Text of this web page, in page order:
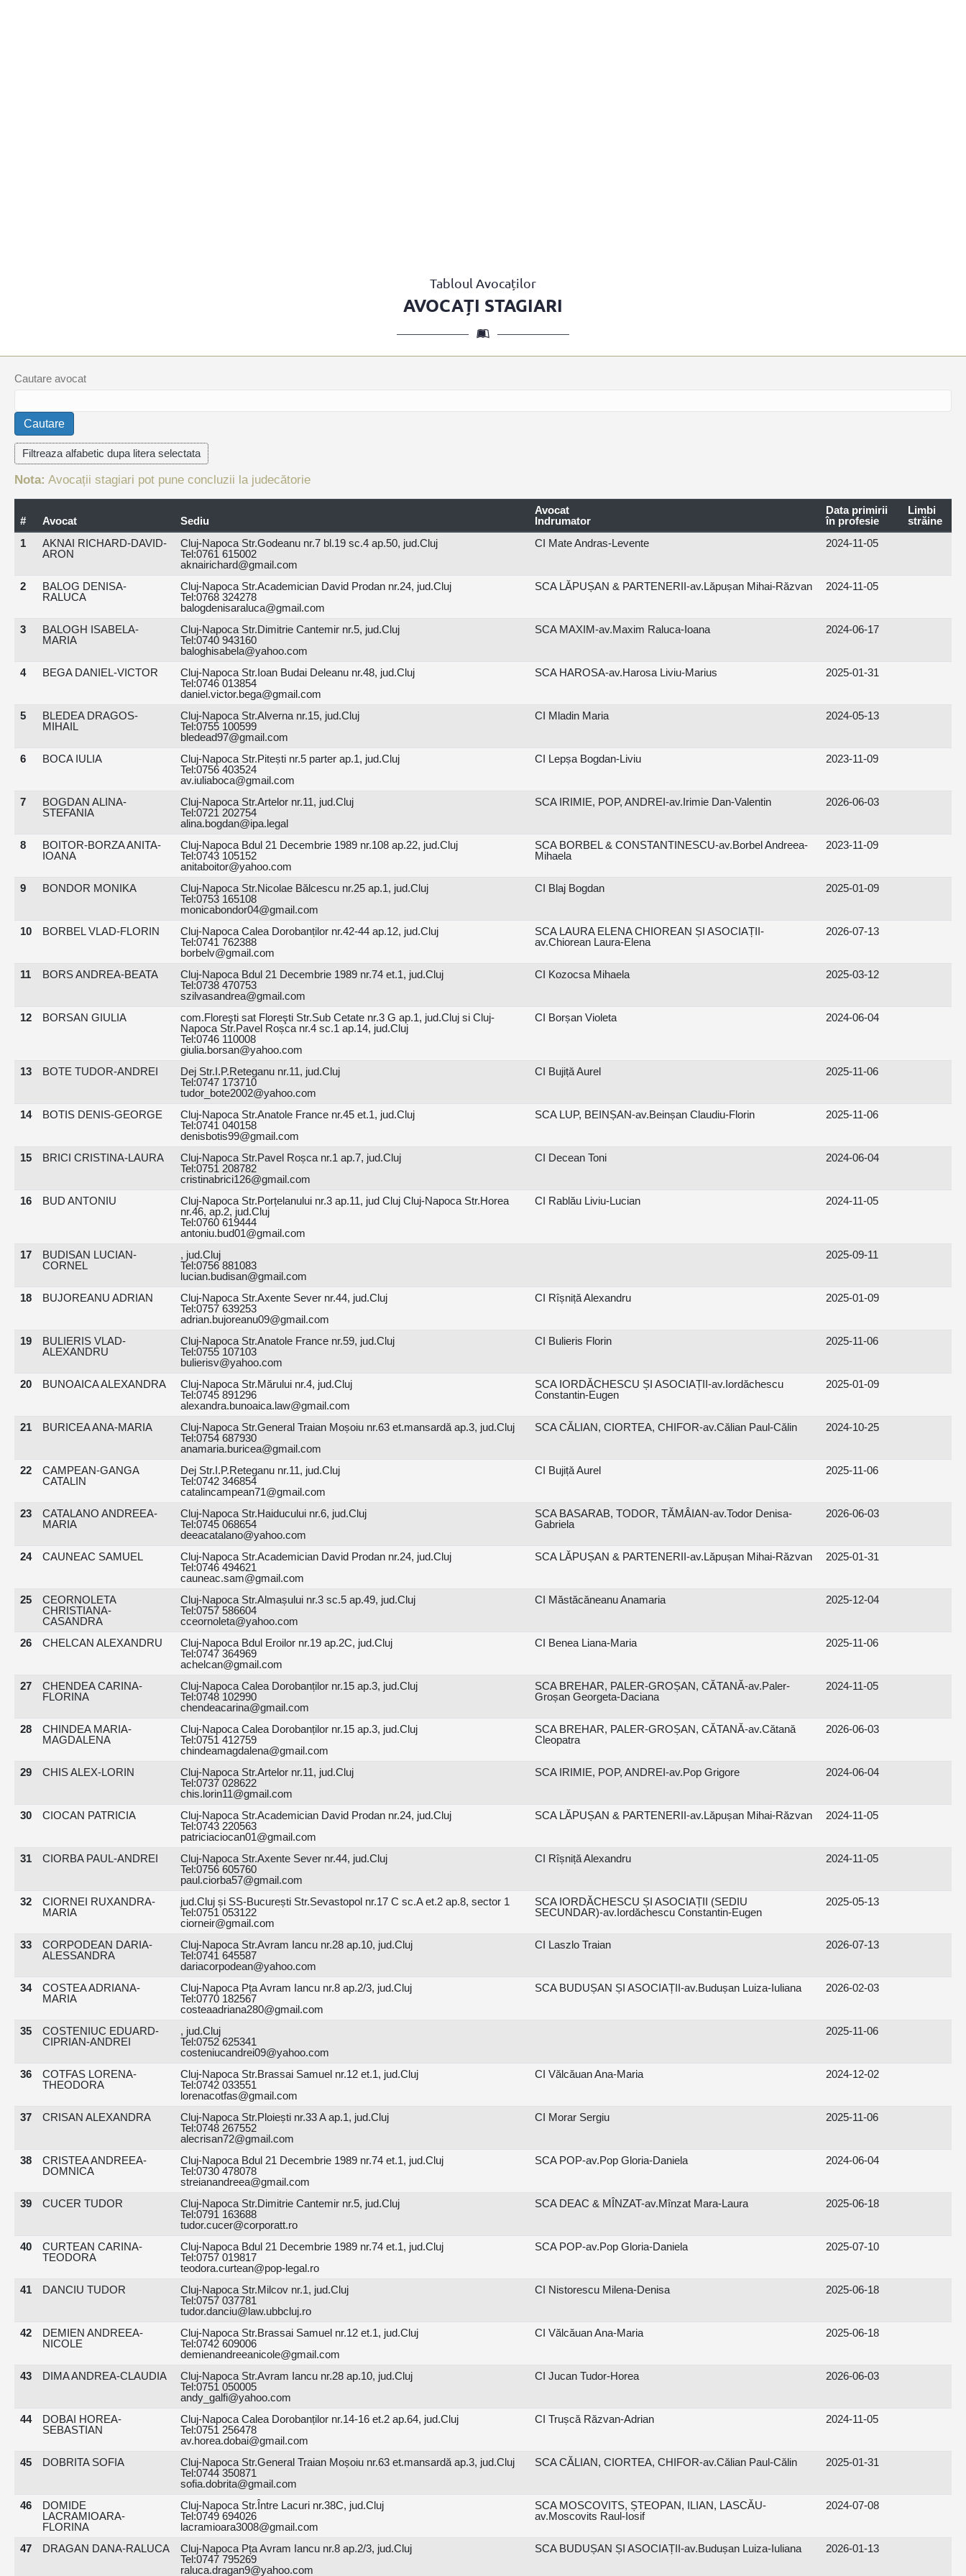
Tabloul Avocaților
AVOCAȚI STAGIARI
Cautare avocat
Nota: Avocații stagiari pot pune concluzii la judecătorie
# Avocat Sediu
Avocat
Indrumator
Data primirii
în profesie
Limbi
străine
1
AKNAI RICHARD-DAVID-
ARON
Cluj-Napoca Str.Godeanu nr.7 bl.19 sc.4 ap.50, jud.Cluj
Tel:0761 615002
aknairichard@gmail.com
CI Mate Andras-Levente 2024-11-05
2
BALOG DENISA-
RALUCA
Cluj-Napoca Str.Academician David Prodan nr.24, jud.Cluj
Tel:0768 324278
balogdenisaraluca@gmail.com
SCA LĂPUȘAN & PARTENERII-av.Lăpușan Mihai-Răzvan 2024-11-05
3
BALOGH ISABELA-
MARIA
Cluj-Napoca Str.Dimitrie Cantemir nr.5, jud.Cluj
Tel:0740 943160
baloghisabela@yahoo.com
SCA MAXIM-av.Maxim Raluca-Ioana 2024-06-17
4 BEGA DANIEL-VICTOR
Cluj-Napoca Str.Ioan Budai Deleanu nr.48, jud.Cluj
Tel:0746 013854
daniel.victor.bega@gmail.com
SCA HAROSA-av.Harosa Liviu-Marius 2025-01-31
5
BLEDEA DRAGOS-
MIHAIL
Cluj-Napoca Str.Alverna nr.15, jud.Cluj
Tel:0755 100599
bledead97@gmail.com
CI Mladin Maria 2024-05-13
6 BOCA IULIA
Cluj-Napoca Str.Pitești nr.5 parter ap.1, jud.Cluj
Tel:0756 403524
av.iuliaboca@gmail.com
CI Lepșa Bogdan-Liviu 2023-11-09
7
BOGDAN ALINA-
STEFANIA
Cluj-Napoca Str.Artelor nr.11, jud.Cluj
Tel:0721 202754
alina.bogdan@ipa.legal
SCA IRIMIE, POP, ANDREI-av.Irimie Dan-Valentin 2026-06-03
8
BOITOR-BORZA ANITA-
IOANA
Cluj-Napoca Bdul 21 Decembrie 1989 nr.108 ap.22, jud.Cluj
Tel:0743 105152
anitaboitor@yahoo.com
SCA BORBEL & CONSTANTINESCU-av.Borbel Andreea-
Mihaela
2023-11-09
9 BONDOR MONIKA
Cluj-Napoca Str.Nicolae Bălcescu nr.25 ap.1, jud.Cluj
Tel:0753 165108
monicabondor04@gmail.com
CI Blaj Bogdan 2025-01-09
10 BORBEL VLAD-FLORIN
Cluj-Napoca Calea Dorobanților nr.42-44 ap.12, jud.Cluj
Tel:0741 762388
borbelv@gmail.com
SCA LAURA ELENA CHIOREAN ȘI ASOCIAȚII-
av.Chiorean Laura-Elena
2026-07-13
11 BORS ANDREA-BEATA
Cluj-Napoca Bdul 21 Decembrie 1989 nr.74 et.1, jud.Cluj
Tel:0738 470753
szilvasandrea@gmail.com
CI Kozocsa Mihaela 2025-03-12
12 BORSAN GIULIA
com.Floreşti sat Floreşti Str.Sub Cetate nr.3 G ap.1, jud.Cluj si Cluj-
Napoca Str.Pavel Roșca nr.4 sc.1 ap.14, jud.Cluj
Tel:0746 110008
giulia.borsan@yahoo.com
CI Borșan Violeta 2024-06-04
13 BOTE TUDOR-ANDREI
Dej Str.I.P.Reteganu nr.11, jud.Cluj
Tel:0747 173710
tudor_bote2002@yahoo.com
CI Bujiță Aurel 2025-11-06
14 BOTIS DENIS-GEORGE
Cluj-Napoca Str.Anatole France nr.45 et.1, jud.Cluj
Tel:0741 040158
denisbotis99@gmail.com
SCA LUP, BEINȘAN-av.Beinșan Claudiu-Florin 2025-11-06
15 BRICI CRISTINA-LAURA
Cluj-Napoca Str.Pavel Roșca nr.1 ap.7, jud.Cluj
Tel:0751 208782
cristinabrici126@gmail.com
CI Decean Toni 2024-06-04
16 BUD ANTONIU
Cluj-Napoca Str.Porțelanului nr.3 ap.11, jud Cluj Cluj-Napoca Str.Horea
nr.46, ap.2, jud.Cluj
Tel:0760 619444
antoniu.bud01@gmail.com
CI Rablău Liviu-Lucian 2024-11-05
17
BUDISAN LUCIAN-
CORNEL
, jud.Cluj
Tel:0756 881083
lucian.budisan@gmail.com
2025-09-11
18 BUJOREANU ADRIAN
Cluj-Napoca Str.Axente Sever nr.44, jud.Cluj
Tel:0757 639253
adrian.bujoreanu09@gmail.com
CI Rîșniță Alexandru 2025-01-09
19
BULIERIS VLAD-
ALEXANDRU
Cluj-Napoca Str.Anatole France nr.59, jud.Cluj
Tel:0755 107103
bulierisv@yahoo.com
CI Bulieris Florin 2025-11-06
20 BUNOAICA ALEXANDRA
Cluj-Napoca Str.Mărului nr.4, jud.Cluj
Tel:0745 891296
alexandra.bunoaica.law@gmail.com
SCA IORDĂCHESCU ȘI ASOCIAȚII-av.Iordăchescu
Constantin-Eugen
2025-01-09
21 BURICEA ANA-MARIA
Cluj-Napoca Str.General Traian Moșoiu nr.63 et.mansardă ap.3, jud.Cluj
Tel:0754 687930
anamaria.buricea@gmail.com
SCA CĂLIAN, CIORTEA, CHIFOR-av.Călian Paul-Călin 2024-10-25
22
CAMPEAN-GANGA
CATALIN
Dej Str.I.P.Reteganu nr.11, jud.Cluj
Tel:0742 346854
catalincampean71@gmail.com
CI Bujiță Aurel 2025-11-06
23
CATALANO ANDREEA-
MARIA
Cluj-Napoca Str.Haiducului nr.6, jud.Cluj
Tel:0745 068654
deeacatalano@yahoo.com
SCA BASARAB, TODOR, TĂMÂIAN-av.Todor Denisa-
Gabriela
2026-06-03
24 CAUNEAC SAMUEL
Cluj-Napoca Str.Academician David Prodan nr.24, jud.Cluj
Tel:0746 494621
cauneac.sam@gmail.com
SCA LĂPUȘAN & PARTENERII-av.Lăpușan Mihai-Răzvan 2025-01-31
25
CEORNOLETA
CHRISTIANA-
CASANDRA
Cluj-Napoca Str.Almașului nr.3 sc.5 ap.49, jud.Cluj
Tel:0757 586604
cceornoleta@yahoo.com
CI Măstăcăneanu Anamaria 2025-12-04
26 CHELCAN ALEXANDRU
Cluj-Napoca Bdul Eroilor nr.19 ap.2C, jud.Cluj
Tel:0747 364969
achelcan@gmail.com
CI Benea Liana-Maria 2025-11-06
27
CHENDEA CARINA-
FLORINA
Cluj-Napoca Calea Dorobanților nr.15 ap.3, jud.Cluj
Tel:0748 102990
chendeacarina@gmail.com
SCA BREHAR, PALER-GROȘAN, CĂTANĂ-av.Paler-
Groșan Georgeta-Daciana
2024-11-05
28
CHINDEA MARIA-
MAGDALENA
Cluj-Napoca Calea Dorobanților nr.15 ap.3, jud.Cluj
Tel:0751 412759
chindeamagdalena@gmail.com
SCA BREHAR, PALER-GROȘAN, CĂTANĂ-av.Cătană
Cleopatra
2026-06-03
29 CHIS ALEX-LORIN
Cluj-Napoca Str.Artelor nr.11, jud.Cluj
Tel:0737 028622
chis.lorin11@gmail.com
SCA IRIMIE, POP, ANDREI-av.Pop Grigore 2024-06-04
30 CIOCAN PATRICIA
Cluj-Napoca Str.Academician David Prodan nr.24, jud.Cluj
Tel:0743 220563
patriciaciocan01@gmail.com
SCA LĂPUȘAN & PARTENERII-av.Lăpușan Mihai-Răzvan 2024-11-05
31 CIORBA PAUL-ANDREI
Cluj-Napoca Str.Axente Sever nr.44, jud.Cluj
Tel:0756 605760
paul.ciorba57@gmail.com
CI Rîșniță Alexandru 2024-11-05
32
CIORNEI RUXANDRA-
MARIA
jud.Cluj și SS-București Str.Sevastopol nr.17 C sc.A et.2 ap.8, sector 1
Tel:0751 053122
ciorneir@gmail.com
SCA IORDĂCHESCU ȘI ASOCIAȚII (SEDIU
SECUNDAR)-av.Iordăchescu Constantin-Eugen
2025-05-13
33
CORPODEAN DARIA-
ALESSANDRA
Cluj-Napoca Str.Avram Iancu nr.28 ap.10, jud.Cluj
Tel:0741 645587
dariacorpodean@yahoo.com
CI Laszlo Traian 2026-07-13
34
COSTEA ADRIANA-
MARIA
Cluj-Napoca Pța Avram Iancu nr.8 ap.2/3, jud.Cluj
Tel:0770 182567
costeaadriana280@gmail.com
SCA BUDUȘAN ȘI ASOCIAȚII-av.Budușan Luiza-Iuliana 2026-02-03
35
COSTENIUC EDUARD-
CIPRIAN-ANDREI
, jud.Cluj
Tel:0752 625341
costeniucandrei09@yahoo.com
2025-11-06
36
COTFAS LORENA-
THEODORA
Cluj-Napoca Str.Brassai Samuel nr.12 et.1, jud.Cluj
Tel:0742 033551
lorenacotfas@gmail.com
CI Vălcăuan Ana-Maria 2024-12-02
37 CRISAN ALEXANDRA
Cluj-Napoca Str.Ploiești nr.33 A ap.1, jud.Cluj
Tel:0748 267552
alecrisan72@gmail.com
CI Morar Sergiu 2025-11-06
38
CRISTEA ANDREEA-
DOMNICA
Cluj-Napoca Bdul 21 Decembrie 1989 nr.74 et.1, jud.Cluj
Tel:0730 478078
streianandreea@gmail.com
SCA POP-av.Pop Gloria-Daniela 2024-06-04
39 CUCER TUDOR
Cluj-Napoca Str.Dimitrie Cantemir nr.5, jud.Cluj
Tel:0791 163688
tudor.cucer@corporatt.ro
SCA DEAC & MÎNZAT-av.Mînzat Mara-Laura 2025-06-18
40
CURTEAN CARINA-
TEODORA
Cluj-Napoca Bdul 21 Decembrie 1989 nr.74 et.1, jud.Cluj
Tel:0757 019817
teodora.curtean@pop-legal.ro
SCA POP-av.Pop Gloria-Daniela 2025-07-10
41 DANCIU TUDOR
Cluj-Napoca Str.Milcov nr.1, jud.Cluj
Tel:0757 037781
tudor.danciu@law.ubbcluj.ro
CI Nistorescu Milena-Denisa 2025-06-18
42
DEMIEN ANDREEA-
NICOLE
Cluj-Napoca Str.Brassai Samuel nr.12 et.1, jud.Cluj
Tel:0742 609006
demienandreeanicole@gmail.com
CI Vălcăuan Ana-Maria 2025-06-18
43 DIMA ANDREA-CLAUDIA
Cluj-Napoca Str.Avram Iancu nr.28 ap.10, jud.Cluj
Tel:0751 050005
andy_galfi@yahoo.com
CI Jucan Tudor-Horea 2026-06-03
44
DOBAI HOREA-
SEBASTIAN
Cluj-Napoca Calea Dorobanților nr.14-16 et.2 ap.64, jud.Cluj
Tel:0751 256478
av.horea.dobai@gmail.com
CI Trușcă Răzvan-Adrian 2024-11-05
45 DOBRITA SOFIA
Cluj-Napoca Str.General Traian Moșoiu nr.63 et.mansardă ap.3, jud.Cluj
Tel:0744 350871
sofia.dobrita@gmail.com
SCA CĂLIAN, CIORTEA, CHIFOR-av.Călian Paul-Călin 2025-01-31
46
DOMIDE
LACRAMIOARA-
FLORINA
Cluj-Napoca Str.Între Lacuri nr.38C, jud.Cluj
Tel:0749 694026
lacramioara3008@gmail.com
SCA MOSCOVITS, ȘTEOPAN, ILIAN, LASCĂU-
av.Moscovits Raul-Iosif
2024-07-08
47 DRAGAN DANA-RALUCA
Cluj-Napoca Pța Avram Iancu nr.8 ap.2/3, jud.Cluj
Tel:0747 795269
raluca.dragan9@yahoo.com
SCA BUDUȘAN ȘI ASOCIAȚII-av.Budușan Luiza-Iuliana 2026-01-13